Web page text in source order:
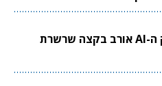
צוואר הבקבוק הבא בשוק ה-AI אורב בקצה שרשרת